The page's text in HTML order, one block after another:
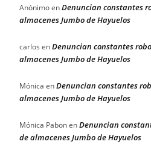
AnónimoenDenuncian constantes
almacenes Jumbo de Hayuelos
carlos enDenuncian constantes
almacenes Jumbo de Hayuelos
Mónica enDenuncian constantes
almacenes Jumbo de Hayuelos
Mónica PabonenDenuncian
de almacenes Jumbo de Hayuelos